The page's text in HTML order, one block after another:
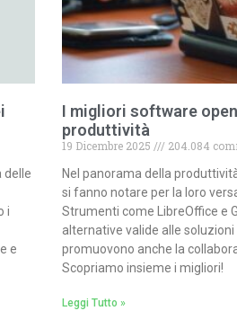
delle
i
e
I migliori software
produttività
19 Dicembre 2025
204.084
Nel panorama della
si fanno notare per la loro
Strumenti come LibreOffice e
alternative valide alle
promuovono anche la
Scopriamo insieme i migliori!
Leggi Tutto »